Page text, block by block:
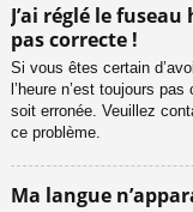
J’ai réglé le
pas correcte !
Si vous êtes certain
l’heure n’est toujours
soit erronée. Veuillez
ce problème.
Ma langue